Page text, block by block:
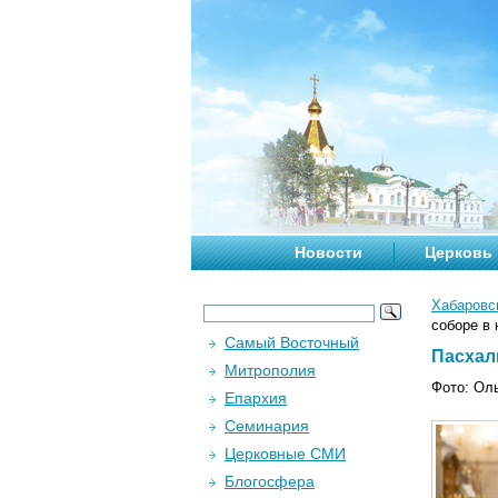
Новости Церковь
соборе в
Фото:
Самый Восточный
Митрополия
Епархия
Семинария
Церковные СМИ
Блогосфера